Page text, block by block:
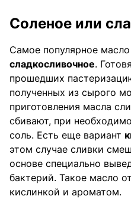
Соленое или
Самое популярное
сладкосливочное.
прошедших
полученных из сырого
приготовления масла
сбивают, при
соль. Есть еще вариант
этом случае сливки
основе специально
бактерий. Такое масло
кислинкой и ароматом.